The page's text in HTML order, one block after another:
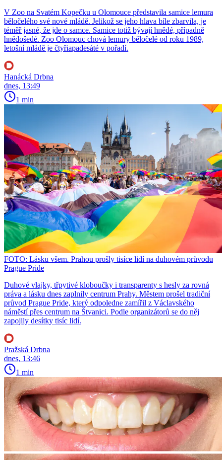
V Zoo na Svatém Kopečku u Olomouce představila samice lemura
běločelého své nové mládě. Jelikož se jeho hlava bíle zbarvila, je
téměř jasné, že jde o samce. Samice totiž bývají hnědé, případně
hnědošedé. Zoo Olomouc chová lemury běločelé od roku 1989,
letošní mládě je čtyřiapadesáté v pořadí.
Hanácká Drbna
dnes, 13:49
1 min
FOTO: Lásku všem. Prahou prošly tisíce lidí na duhovém průvodu
Prague Pride
Duhové vlajky, třpytivé kloboučky i transparenty s hesly za rovná
práva a lásku dnes zaplnily centrum Prahy. Městem prošel tradiční
průvod Prague Pride, který odpoledne zamířil z Václavského
náměstí přes centrum na Štvanici. Podle organizátorů se do něj
zapojily desítky tisíc lidí.
Pražská Drbna
dnes, 13:46
1 min